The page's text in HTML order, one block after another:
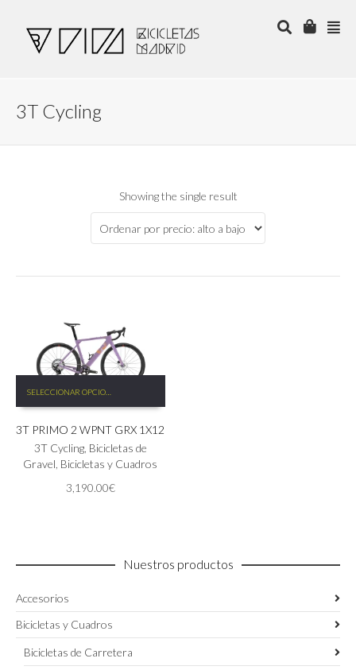
3T Cycling
Showing the single result
SELECCIONAR OPCIONES
producto
múltiples
variantes.
Las
producto
3T PRIMO 2 WPNT GRX 1X12
3T Cycling, Bicicletas de
Gravel, Bicicletas y Cuadros
3,190.00€
Nuestros productos
Accesorios
Bicicletas y Cuadros
Bicicletas de Carretera